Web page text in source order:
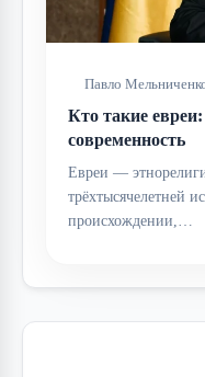
Павло
Кто такие
современность
Евреи —
трёхтысячелетней
происхождении,…